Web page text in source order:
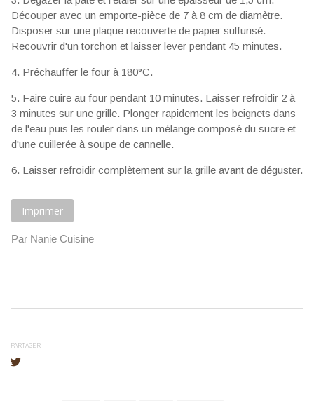
Découper avec un emporte-pièce de 7 à 8 cm de diamètre.
Disposer sur une plaque recouverte de papier sulfurisé.
Recouvrir d'un torchon et laisser lever pendant 45 minutes.
Préchauffer le four à 180°C.
Faire cuire au four pendant 10 minutes. Laisser refroidir 2 à
3 minutes sur une grille. Plonger rapidement les beignets dans
de l'eau puis les rouler dans un mélange composé du sucre et
d'une cuillerée à soupe de cannelle.
Laisser refroidir complètement sur la grille avant de déguster.
Imprimer
Par Nanie Cuisine
PARTAGER